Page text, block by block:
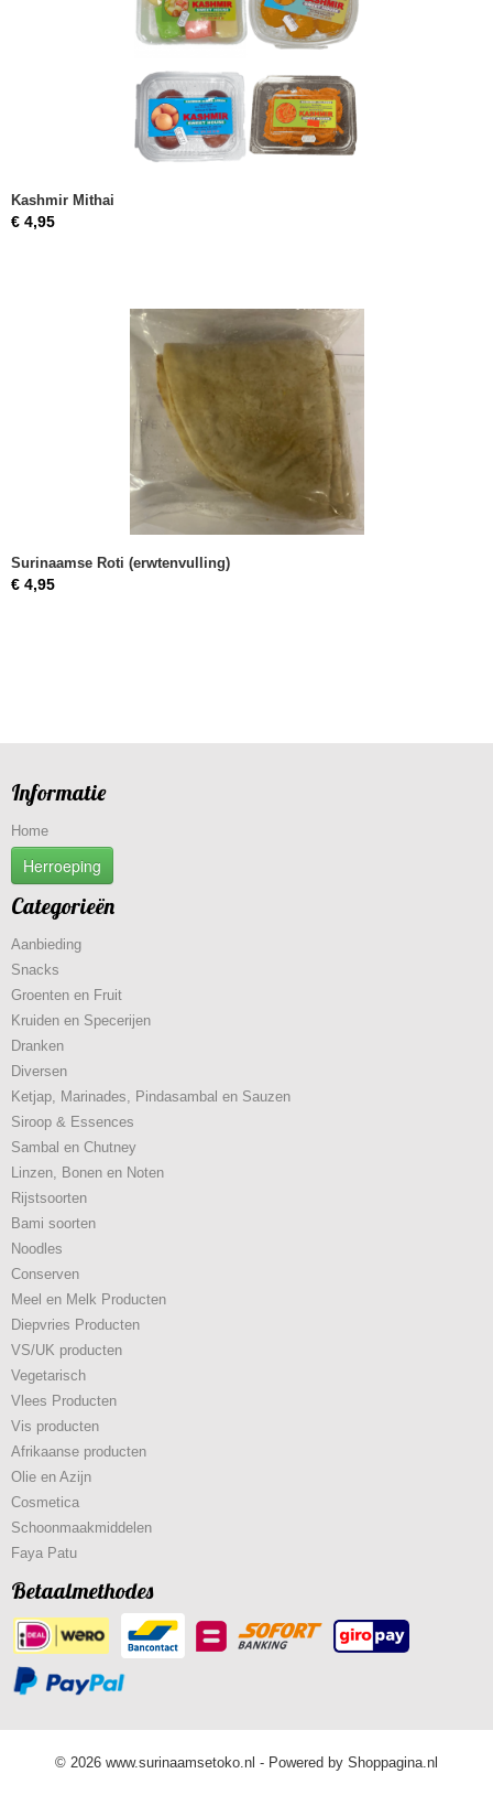
Kashmir Mithai
€ 4,95
Surinaamse Roti (erwtenvulling)
€ 4,95
Informatie
Home
Herroeping
Categorieën
Aanbieding
Snacks
Groenten en Fruit
Kruiden en Specerijen
Dranken
Diversen
Ketjap, Marinades, Pindasambal en Sauzen
Siroop & Essences
Sambal en Chutney
Linzen, Bonen en Noten
Rijstsoorten
Bami soorten
Noodles
Conserven
Meel en Melk Producten
Diepvries Producten
VS/UK producten
Vegetarisch
Vlees Producten
Vis producten
Afrikaanse producten
Olie en Azijn
Cosmetica
Schoonmaakmiddelen
Faya Patu
Betaalmethodes
© 2026 www.surinaamsetoko.nl - Powered by Shoppagina.nl